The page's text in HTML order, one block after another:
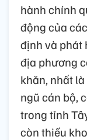
hành chính
động của
định và phát
địa phương
khăn, nhất
ngũ cán bộ,
trong tỉnh
còn thiếu